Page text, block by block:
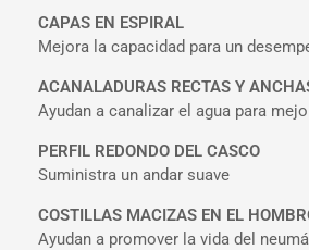
CAPAS EN ESPIRAL
Mejora la capacidad para un
ACANALADURAS RECTAS Y
Ayudan a canalizar el agua para
PERFIL REDONDO DEL CASCO
Suministra un andar suave
COSTILLAS MACIZAS EN EL
Ayudan a promover la vida del